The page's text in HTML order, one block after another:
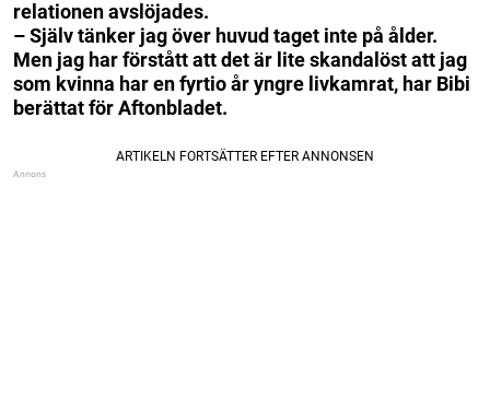
relationen avslöjades.
– Själv tänker jag över huvud taget inte på ålder.
Men jag har förstått att det är lite skandalöst att jag
som kvinna har en fyrtio år yngre livkamrat, har Bibi
berättat för Aftonbladet.